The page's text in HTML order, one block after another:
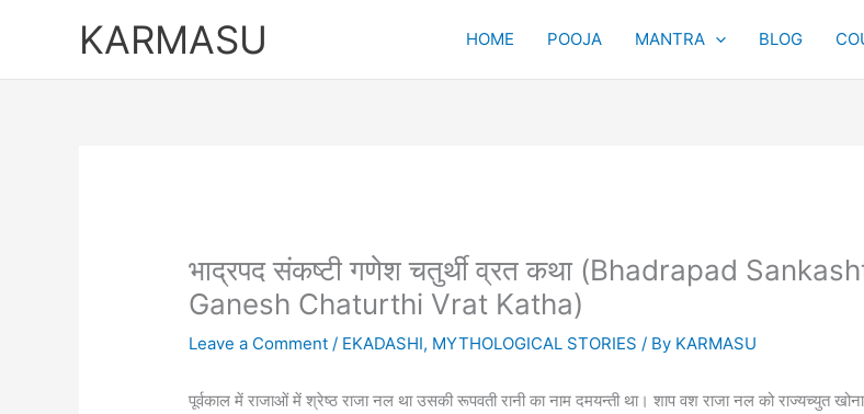
KARMASU HOME POOJA MANTRA BLOG
भाद्रपद संकष्टी गणेश चतुर्थी व्रत कथा (Bhadrapad
Ganesh Chaturthi Vrat Katha)
Leave a Comment / EKADASHI, MYTHOLOGICAL STORIES / By KARMASU
पूर्वकाल में राजाओं में श्रेष्ठ राजा नल था उसकी रूपवती रानी का नाम दमयन्ती था। शाप वश राजा नल को राज्यच्युत